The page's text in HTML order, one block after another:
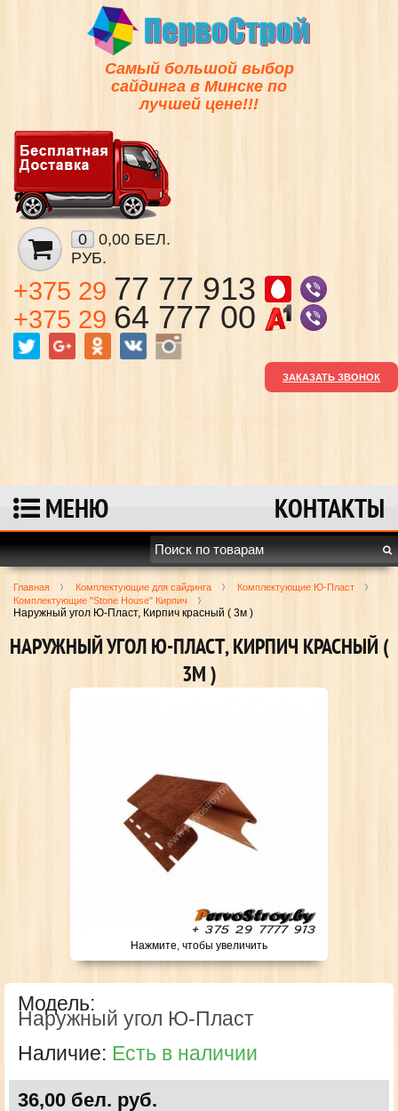
Самый большой выбор
сайдинга в Минске по
лучшей цене!!!
0
0,00 БЕЛ.
РУБ.
+375 29 77 77 913
+375 29 64 777 00
ЗАКАЗАТЬ ЗВОНОК
МЕНЮ КОНТАКТЫ
Главная Комплектующие для сайдинга
Комплектующие Ю-Пласт
Комплектующие "Stone House" Кирпич
Наружный угол Ю-Пласт, Кирпич красный ( 3м )
НАРУЖНЫЙ УГОЛ Ю-ПЛАСТ, КИРПИЧ КРАСНЫЙ (
3М )
Нажмите, чтобы увеличить
Модель:
Наружный угол Ю-Пласт
Наличие: Есть в наличии
36,00 бел. руб.